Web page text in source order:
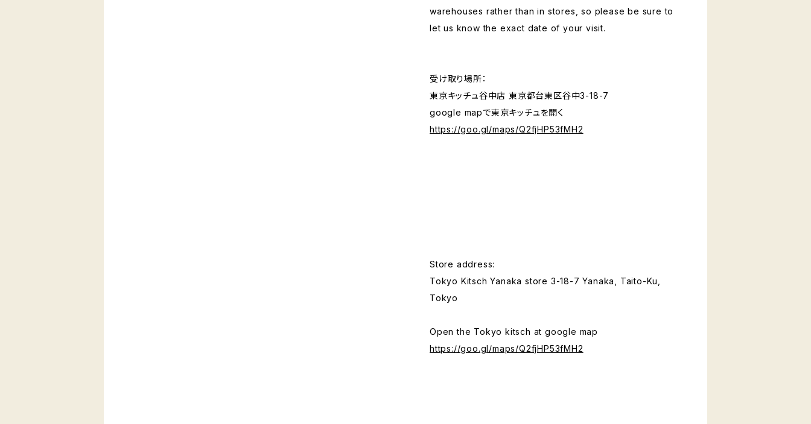
warehouses rather than in stores, so please be sure to
let us know the exact date of your visit.
受け取り場所：
東京キッチュ谷中店 東京都台東区谷中3-18-7
google mapで東京キッチュを開く
https://goo.gl/maps/Q2fjHP53fMH2
Store address:
Tokyo Kitsch Yanaka store 3-18-7 Yanaka, Taito-Ku,
Tokyo
Open the Tokyo kitsch at google map
https://goo.gl/maps/Q2fjHP53fMH2